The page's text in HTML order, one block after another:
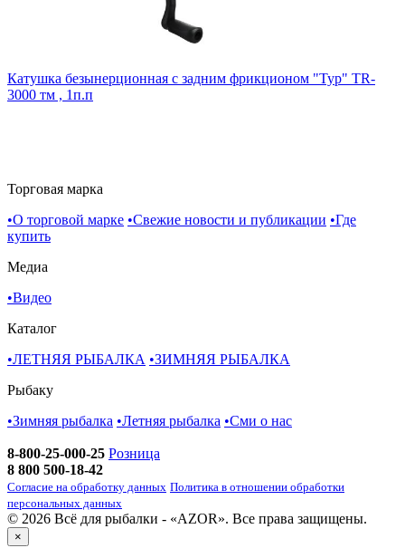
Катушка безынерционная с задним фрикционом "Тур" TR-
3000 тм , 1п.п
Торговая марка
•О торговой марке •Свежие новости и публикации •Где
купить
Медиа
•Видео
Каталог
•ЛЕТНЯЯ РЫБАЛКА •ЗИМНЯЯ РЫБАЛКА
Рыбаку
•Зимняя рыбалка •Летняя рыбалка •Cми о нас
8-800-25-000-25 Розница
8 800 500-18-42
Согласие на обработку данных Политика в отношении обработки
персональных данных
© 2026 Всё для рыбалки - «AZOR». Все права защищены.
×